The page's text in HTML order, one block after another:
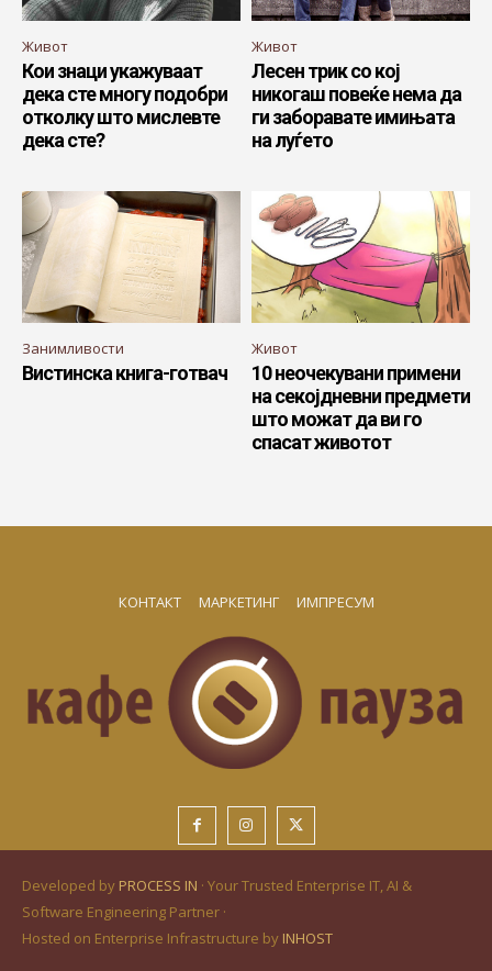
Живот
Кои знаци укажуваат
дека сте многу подобри
отколку што мислевте
дека сте?
Живот
Лесен трик со кој
никогаш повеќе нема да
ги заборавате имињата
на луѓето
Занимливости
Вистинска книга-готвач
Живот
10 неочекувани примени
на секојдневни предмети
што можат да ви го
спасат животот
КОНТАКТ МАРКЕТИНГ ИМПРЕСУМ
Developed by PROCESS IN · Your Trusted Enterprise IT, AI &
Software Engineering Partner ·
Hosted on Enterprise Infrastructure by INHOST